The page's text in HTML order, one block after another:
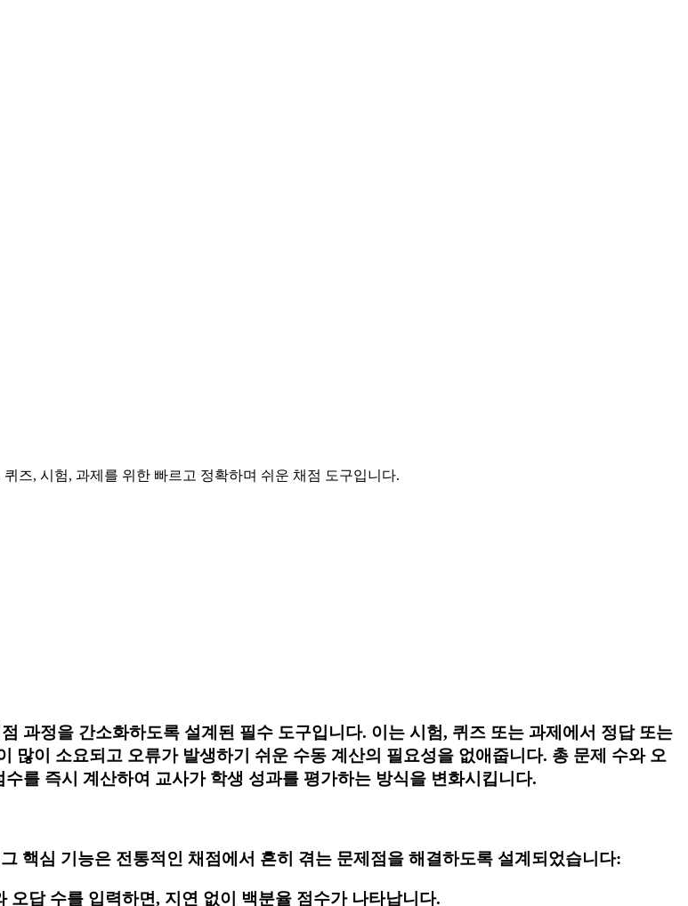
즈, 시험, 과제를 위한 빠르고 정확하며 쉬운 채점 도구입니다.
과정을 간소화하도록 설계된 필수 도구입니다. 이는 시험, 퀴즈 또는 과제에서 정답 또는
많이 소요되고 오류가 발생하기 쉬운 수동 계산의 필요성을 없애줍니다. 총 문제 수와 오
를 즉시 계산하여 교사가 학생 성과를 평가하는 방식을 변화시킵니다.
핵심 기능은 전통적인 채점에서 흔히 겪는 문제점을 해결하도록 설계되었습니다:
답 수를 입력하면, 지연 없이 백분율 점수가 나타납니다.